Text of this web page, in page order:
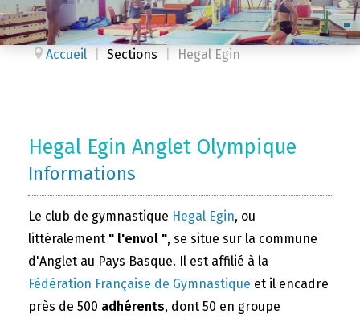
Accueil Sections Hegal Egin
Hegal Egin Anglet Olympique
Informations
Le club de gymnastique Hegal Egin, ou
littéralement " l'envol ", se situe sur la commune
d'Anglet au Pays Basque. Il est affilié à la
Fédération Française de Gymnastique et il encadre
près de 500 adhérents, dont 50 en groupe